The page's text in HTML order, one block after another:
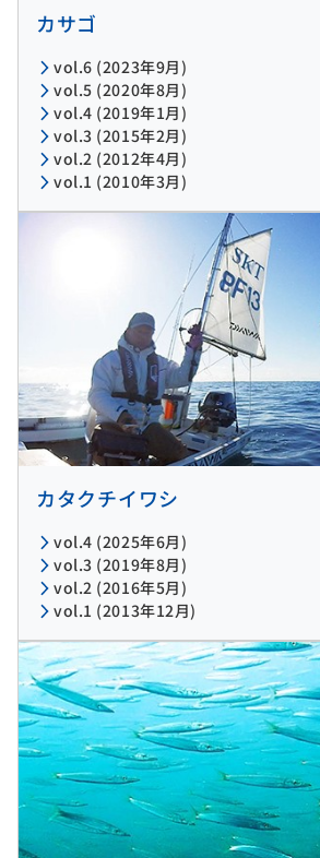
カサゴ
vol.6 (2023年9月)
vol.5 (2020年8月)
vol.4 (2019年1月)
vol.3 (2015年2月)
vol.2 (2012年4月)
vol.1 (2010年3月)
カタクチイワシ
vol.4 (2025年6月)
vol.3 (2019年8月)
vol.2 (2016年5月)
vol.1 (2013年12月)